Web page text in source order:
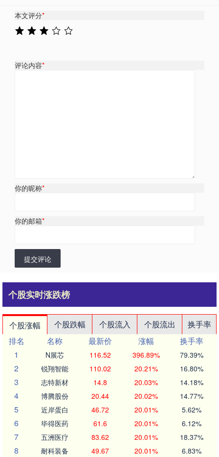
本文评分*
评论内容*
你的昵称*
你的邮箱*
提交评论
个股实时涨跌榜
个股涨幅 个股跌幅 个股流入 个股流出
换手率
排名
名称 最新价 涨幅
换手率
1
N展芯 116.52 396.89% 79.39%
2 锐翔智能 110.02 20.21% 16.80%
3 志特新材 14.8 20.03% 14.18%
4 博腾股份 20.44 20.02% 14.77%
5 近岸蛋白 46.72 20.01% 5.62%
6 毕得医药 61.6 20.01% 6.12%
7 五洲医疗 83.62 20.01% 18.37%
8 耐科装备 49.67 20.01% 6.83%